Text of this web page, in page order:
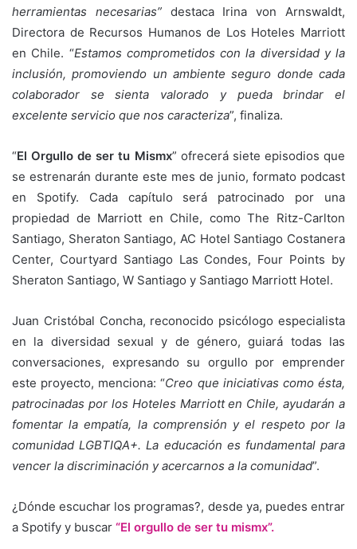
herramientas necesarias” destaca Irina von Arnswaldt,
Directora de Recursos Humanos de Los Hoteles Marriott
en Chile. “Estamos comprometidos con la diversidad y la
inclusión, promoviendo un ambiente seguro donde cada
colaborador se sienta valorado y pueda brindar el
excelente servicio que nos caracteriza”, finaliza.
“El Orgullo de ser tu Mismx” ofrecerá siete episodios que
se estrenarán durante este mes de junio, formato podcast
en Spotify. Cada capítulo será patrocinado por una
propiedad de Marriott en Chile, como The Ritz-Carlton
Santiago, Sheraton Santiago, AC Hotel Santiago Costanera
Center, Courtyard Santiago Las Condes, Four Points by
Sheraton Santiago, W Santiago y Santiago Marriott Hotel.
Juan Cristóbal Concha, reconocido psicólogo especialista
en la diversidad sexual y de género, guiará todas las
conversaciones, expresando su orgullo por emprender
este proyecto, menciona: “Creo que iniciativas como ésta,
patrocinadas por los Hoteles Marriott en Chile, ayudarán a
fomentar la empatía, la comprensión y el respeto por la
comunidad LGBTIQA+. La educación es fundamental para
vencer la discriminación y acercarnos a la comunidad”.
¿Dónde escuchar los programas?, desde ya, puedes entrar
a Spotify y buscar “El orgullo de ser tu mismx”.